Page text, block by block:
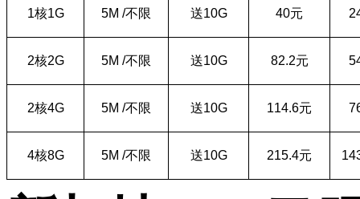
1核1G 5M /不限 送10G 40元
2核2G 5M /不限 送10G 82.2元
2核4G 5M /不限 送10G 114.6元
4核8G 5M /不限 送10G 215.4元